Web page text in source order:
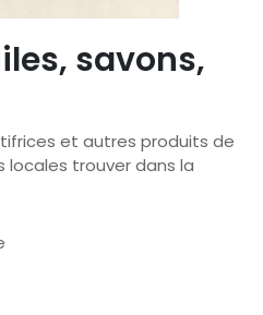
savons,
et autres produits de
trouver dans la